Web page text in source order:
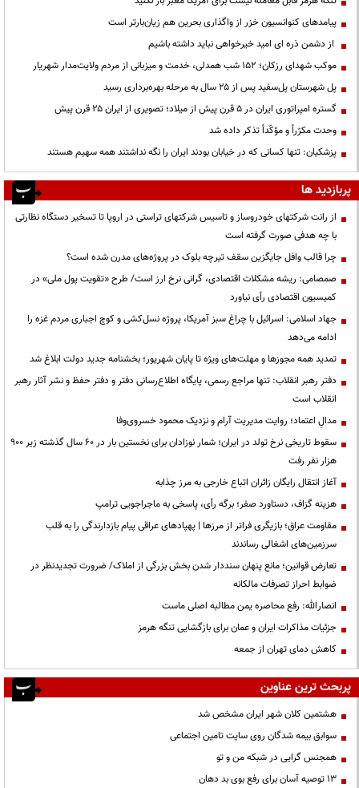
پیامدهای کنوانسیون خزر از واگذاری بحرین هم زیان‌بارتر است
از دشمن ذره ای امید خیرخواهی نباید داشته باشیم
موکب شهدای رزکان؛ ۱۵۲ شب همدلی، خدمت و میزبانی از مردم ولایت‌مدار شهریار
پل شهرستان پل‌سفید پس از ۲۵ سال به مرحله بهره‌برداری رسید
گستره امپراتوری ایران در ۵ قرن پیش از میلاد؛ تصویری از ایران ۲۵ قرن پیش
وحدت مکرّراً و مؤکّداً تذکر داده شد
پزشکیان: تنها کسانی که در خیابان بودند ایران را نگه نداشتند همه سهیم هستند
پربازدید ها
از رانت‌ شرکتهای خودروساز و تاسیس شرکتهای تراستی در اروپا تا تسخیر دستگاه نظارتی
با چه هدفی صورت گرفته است
چرا قالب وافل جایگزین سقف تیرچه بلوک در پروژه‌های مدرن شده است؟
صمصامی: ریشه مشکلات اقتصادی، گرانی نرخ ارز است/ طرح «تقویت پول ملی» در
کمیسیون اقتصادی رأی نیاورد
جهاد اسلامی: اسرائیل با چراغ سبز آمریکا، پروژه نسل‌کشی و کوچ اجباری مردم غزه را
ادامه می‌دهد
تمدید همه مجوزها و مهلت‌های ویژه تا پایان شهریور؛ بخشنامه جدید دولت ابلاغ شد
دفتر رهبر انقلاب: تنها مراجع رسمی، پایگاه اطلاع‌رسانی دفتر و دفتر حفظ و نشر آثار رهبر
انقلاب است
مدالِ اعتماد؛ روایت مدیریت آرام و نزدیک محمود خسروی‌وفا
سقوط تاریخی نرخ تولد در ایران؛ شمار نوزادان برای نخستین بار در ۶۰ سال گذشته زیر ۹۰۰
هزار نفر رفت
آغاز انتقال رایگان زائران اتباع خارجی به مرز چذابه
هزینه گزاف، دستاورد صفر؛ برگه رأی، پاسخی به ماجراجویی ترامپ
مقاومت عراق؛ بازیگری فراتر از مرزها | پهپادهای عراقی پیام بازدارندگی را به قلب
سرزمین‌های اشغالی رساندند
تعارض قوانین؛ مانع پنهان سنددار شدن بخش بزرگی از املاک/ ضرورت تجدیدنظر در
ضوابط احراز تصرفات مالکانه
انصارالله: رفع محاصره یمن مطالبه اصلی ماست
جزئیات مذاکرات ایران و عمان برای بازگشایی تنگه هرمز
کاهش دمای تهران از جمعه
پربحث ترین عناوین
هشتمین کلان شهر ایران مشخص شد
سوابق بیمه شدگان روی سایت تامین اجتماعی
همجنس گرایی در شبکه من و تو
13 توصیه آسان برای رفع بوی بد دهان